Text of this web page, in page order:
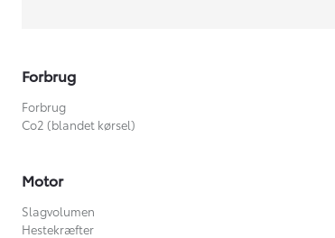
Forbrug
Forbrug
Co2 (blandet kørsel)
Motor
Slagvolumen
Hestekræfter